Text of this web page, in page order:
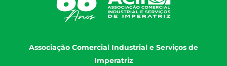
Associação Comercial Industrial e Serviços de
Imperatriz